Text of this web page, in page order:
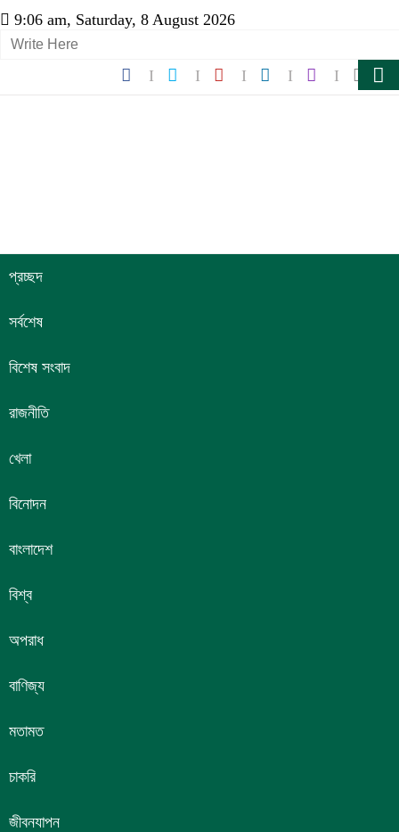
9:06 am, Saturday, 8 August 2026
প্রচ্ছদ
সর্বশেষ
বিশেষ সংবাদ
রাজনীতি
খেলা
বিনোদন
বাংলাদেশ
বিশ্ব
অপরাধ
বাণিজ্য
মতামত
চাকরি
জীবনযাপন